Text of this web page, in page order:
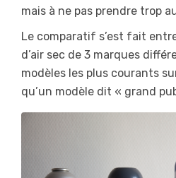
mais à ne pas prendre trop
Le comparatif s’est fait
d’air sec de 3 marques
modèles les plus courants
qu’un modèle dit « grand